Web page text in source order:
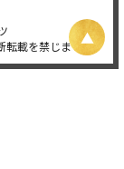
転載を禁じま